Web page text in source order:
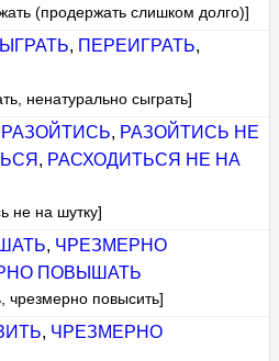
(продержать слишком долго)]
, ПЕРЕИГРАТЬ,
ненатурально сыграть]
РАЗОЙТИСЬ, РАЗОЙТИСЬ НЕ
, РАСХОДИТЬСЯ НЕ НА
не на шутку]
, ЧРЕЗМЕРНО
ПОВЫШАТЬ
чрезмерно повысить]
, ЧРЕЗМЕРНО